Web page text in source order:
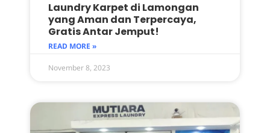
Laundry Karpet di Lamongan
yang Aman dan Terpercaya,
Gratis Antar Jemput!
READ MORE »
November 8, 2023